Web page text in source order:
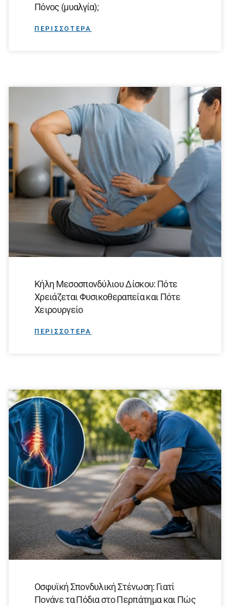
Πόνος (μυαλγία);
ΠΕΡΙΣΣΟΤΕΡΑ
Κήλη Μεσοσπονδύλιου Δίσκου: Πότε
Χρειάζεται Φυσικοθεραπεία και Πότε
Χειρουργείο
ΠΕΡΙΣΣΟΤΕΡΑ
Οσφυϊκή Σπονδυλική Στένωση: Γιατί
Πονάνε τα Πόδια στο Περπάτημα και Πώς